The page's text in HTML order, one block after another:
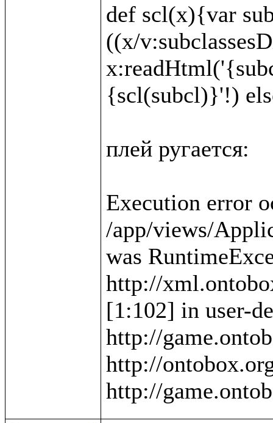
def scl(x){var
((x/
{scl(subcl)}'!)
плей ругается:
Execution error
/app/views/
was
http://
[1:102] in user-
http://
http://